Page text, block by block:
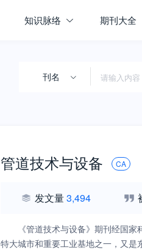
知识脉络 期刊大全
刊名
管道技术与设备 CA
发文量3,494
《管道技术与设备》期刊经国
特大城市和重要工业基地之一，又